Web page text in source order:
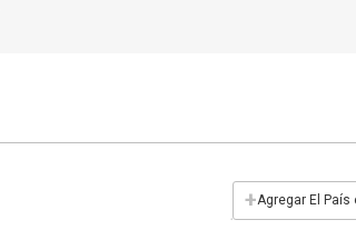
+Agregar El País